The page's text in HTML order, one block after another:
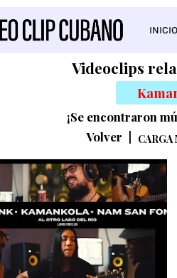
INICIO
Videoclips
¡Se encontraron
Volver
CARGA